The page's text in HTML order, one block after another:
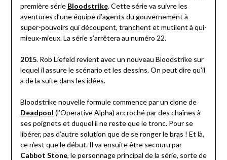
première série Bloodstrike. Cette série va suivre les
aventures d’une équipe d’agents du gouvernement à
super-pouvoirs qui découpent, tranchent et mutilent à qui-
mieux-mieux. La série s’arrêtera au numéro 22.
2015. Rob Liefeld revient avec un nouveau Bloodstrike sur
lequel il assure le scénario et les dessins. On peut dire qu’il
a de la suite dans les idées.
Bloodstrike nouvelle formule commence par un clone de
Deadpool (l’Operative Alpha) accroché par des chaînes à
ses poignets et duquel il ne reste que le tronc. Pour se
libérer, pas d’autre solution que de se ronger le bras ! Et là,
ce n’est que le début. Il va ensuite être secouru par
Cabbot Stone, le personnage principal de la série, sorte de